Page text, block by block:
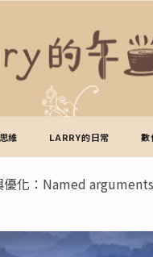
維 LARRY的日常 數
優化：Named